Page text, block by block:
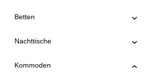
Betten
Nachttische
Kommoden